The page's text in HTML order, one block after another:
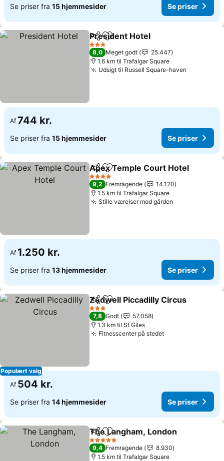
Se priser fra 15 hjemmesider Se priser
Del Føj til favoritter
President Hotel
3 Stjerner
8,0 Meget godt
25.447
1.6 km til Trafalgar Square
Udsigt til Russell Square-haven
Af 744 kr.
Se priser fra 15 hjemmesider Se priser
Del Føj til favoritter
Apex Temple Court Hotel
4 Stjerner
9,2 Fremragende
14.120
1.5 km til Trafalgar Square
Stille værelser mod gården
Af 1.250 kr.
Se priser fra 13 hjemmesider Se priser
Populært valg
Del Føj til favoritter
Zedwell Piccadilly Circus
3 Stjerner
7,8 Godt
57.058
1.3 km til St Giles
Fitnesscenter på stedet
Af 504 kr.
Se priser fra 14 hjemmesider Se priser
Del Føj til favoritter
The Langham, London
5 Stjerner
9,4 Fremragende
8.930
1.5 km til Trafalgar Square